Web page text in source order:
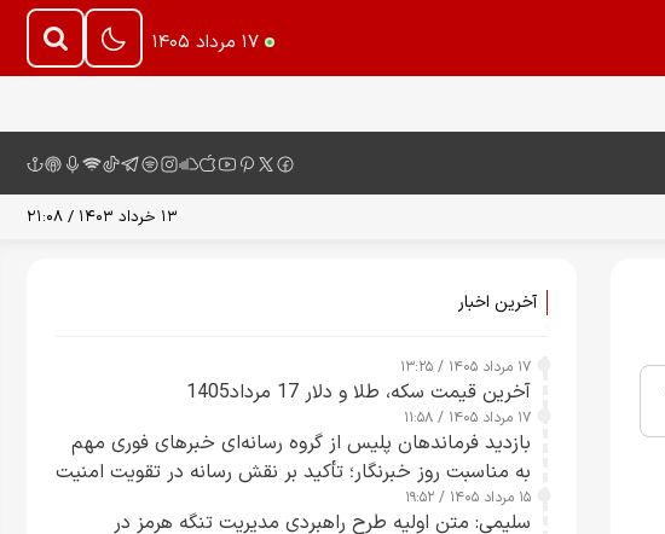
۱۷ مرداد ۱۴۰۵
۱۳ خرداد ۱۴۰۳ / ۲۱:۰۸
آخرین اخبار
۱۷ مرداد ۱۴۰۵ / ۱۳:۲۵
آخرین قیمت سکه، طلا و دلار 17 مرداد1405
۱۷ مرداد ۱۴۰۵ / ۱۱:۵۸
بازدید فرماندهان پلیس از گروه رسانه‌ای خبرهای فوری مهم
به مناسبت روز خبرنگار؛ تأکید بر نقش رسانه در تقویت امنیت
و اعتماد عمومی
۱۵ مرداد ۱۴۰۵ / ۱۹:۵۲
سلیمی: متن اولیه طرح راهبردی مدیریت تنگه هرمز در